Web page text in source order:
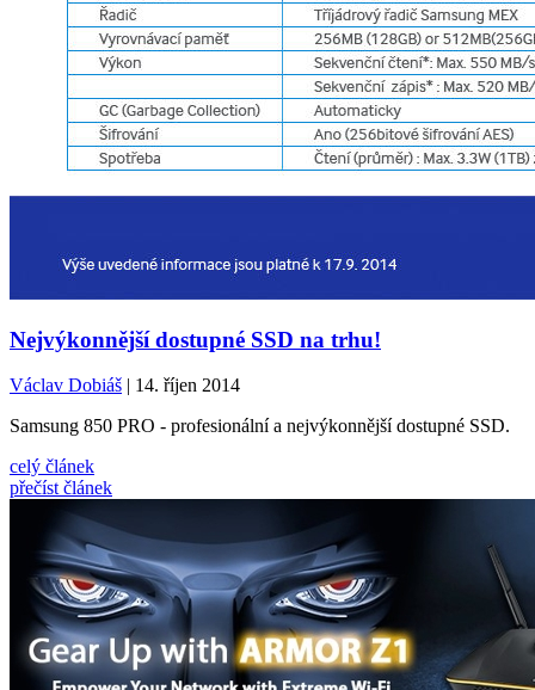
Nejvýkonnější dostupné SSD na trhu!
Václav Dobiáš | 14. říjen 2014
Samsung 850 PRO - profesionální a nejvýkonnější dostupné SSD.
celý článek
přečíst článek